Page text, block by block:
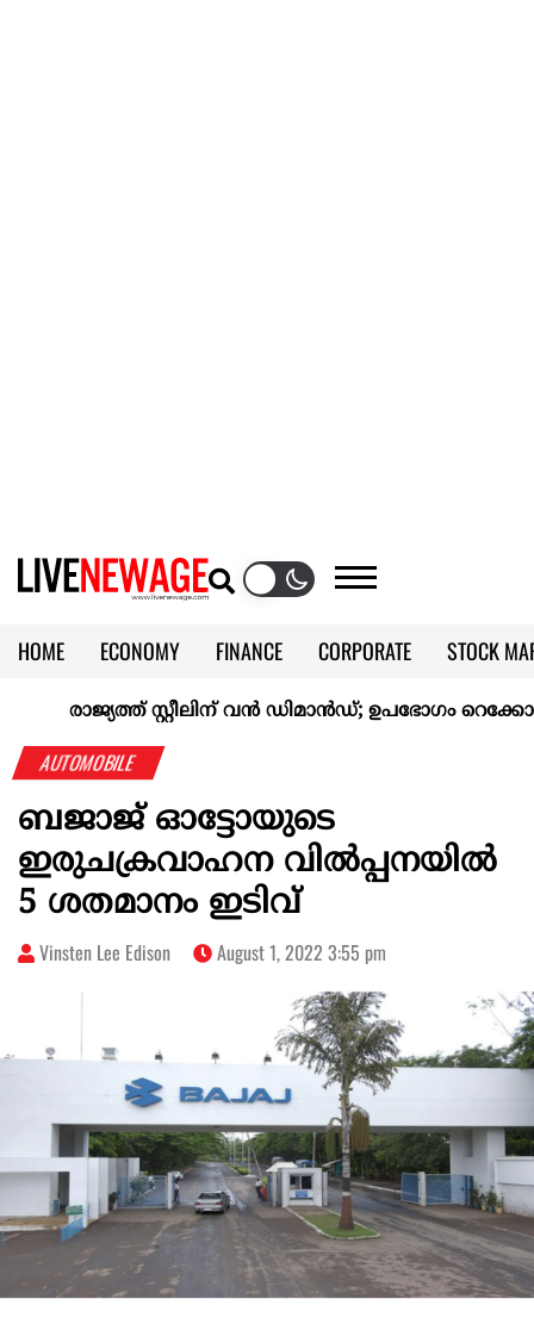
HOME ECONOMY FINANCE CORPORATE
STOCK
CALENDAR
KERALA @70
രാജ്യത്ത് സ്റ്റീലിന് വൻ ഡിമാൻഡ്; ഉപഭോഗം
AUTOMOBILE
ബജാജ് ഓട്ടോയുടെ
ഇരുചക്രവാഹന വിൽപ്പനയിൽ
5 ശതമാനം ഇടിവ്
Vinsten Lee Edison August 1, 2022 3:55 pm